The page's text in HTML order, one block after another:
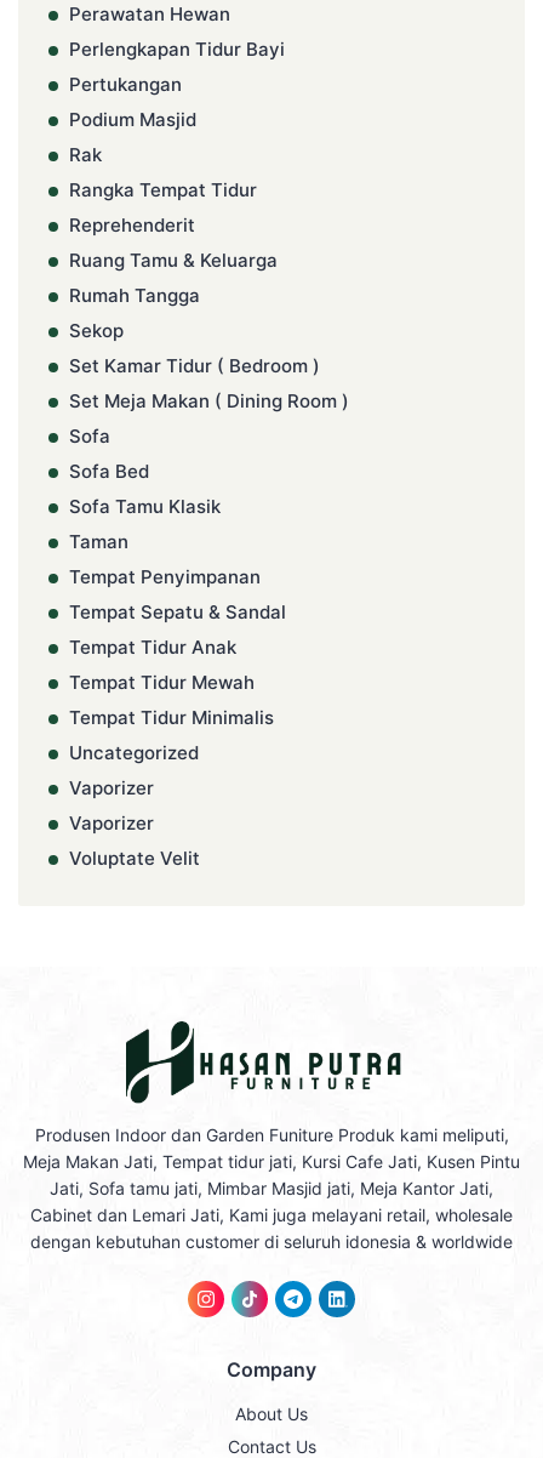
Perawatan Hewan
Perlengkapan Tidur Bayi
Pertukangan
Podium Masjid
Rak
Rangka Tempat Tidur
Reprehenderit
Ruang Tamu & Keluarga
Rumah Tangga
Sekop
Set Kamar Tidur ( Bedroom )
Set Meja Makan ( Dining Room )
Sofa
Sofa Bed
Sofa Tamu Klasik
Taman
Tempat Penyimpanan
Tempat Sepatu & Sandal
Tempat Tidur Anak
Tempat Tidur Mewah
Tempat Tidur Minimalis
Uncategorized
Vaporizer
Vaporizer
Voluptate Velit
Produsen Indoor dan Garden Funiture Produk kami meliputi,
Meja Makan Jati, Tempat tidur jati, Kursi Cafe Jati, Kusen Pintu
Jati, Sofa tamu jati, Mimbar Masjid jati, Meja Kantor Jati,
Cabinet dan Lemari Jati, Kami juga melayani retail, wholesale
dengan kebutuhan customer di seluruh idonesia & worldwide
Company
About Us
Contact Us